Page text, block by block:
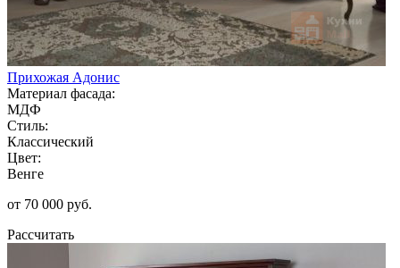
Прихожая Адонис
Материал фасада:
МДФ
Стиль:
Классический
Цвет:
Венге
от 70 000 руб.
Рассчитать